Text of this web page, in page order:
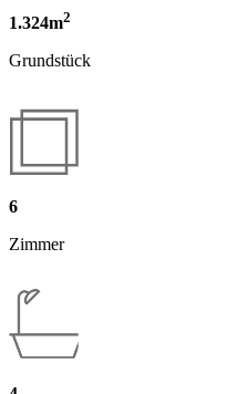
1.324m2
Grundstück
6
Zimmer